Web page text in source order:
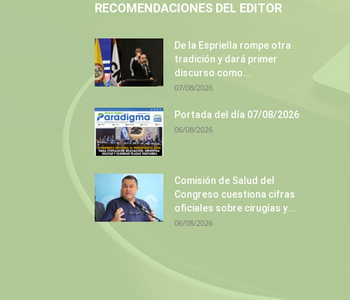
RECOMENDACIONES DEL EDITOR
De la Espriella rompe otra
tradición y dará primer
discurso como...
07/08/2026
Portada del día 07/08/2026
06/08/2026
Comisión de Salud del
Congreso cuestiona cifras
oficiales sobre cirugías y...
06/08/2026